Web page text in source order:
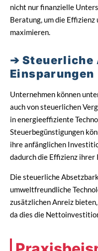
nicht nur finanzielle
Beratung, um die
maximieren.
Steuerliche
Einsparungen
Unternehmen können
auch von steuerlichen
in energieeffiziente
Steuerbegünstigungen
ihre anfänglichen
dadurch die Effizienz ihrer
Die steuerliche
umweltfreundliche
zusätzlichen Anreiz
da dies die